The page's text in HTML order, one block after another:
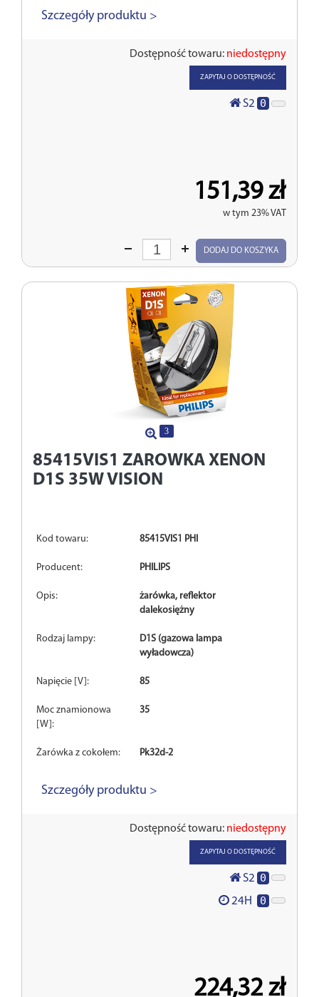
Szczegóły produktu >
Dostępność towaru: niedostępny
ZAPYTAJ O DOSTĘPNOŚĆ
S2 0
151,39 zł
w tym 23% VAT
Wprowadź
DODAJ DO KOSZYKA
3
85415VIS1 ZAROWKA XENON
D1S 35W VISION
Kod towaru: 85415VIS1 PHI
Producent: PHILIPS
Opis:
żarówka, reflektor
dalekosiężny
Rodzaj lampy:
D1S (gazowa lampa
wyładowcza)
Napięcie [V]: 85
Moc znamionowa
[W]:
35
Żarówka z cokołem: Pk32d-2
Szczegóły produktu >
Dostępność towaru: niedostępny
ZAPYTAJ O DOSTĘPNOŚĆ
S2 0
24H 0
224,32 zł